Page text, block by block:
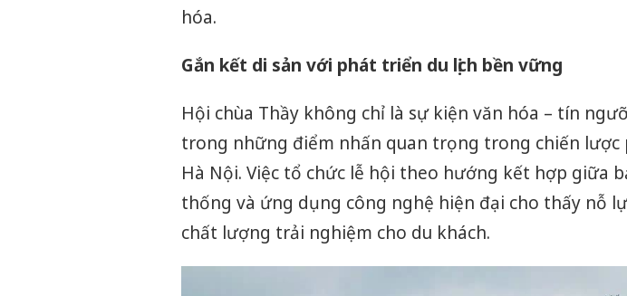
hóa.
Gắn kết di sản với phát triển du lịch bền vững
Hội chùa Thầy không chỉ là sự kiện văn hóa – tín
trong những điểm nhấn quan trọng trong chiến lược
Hà Nội. Việc tổ chức lễ hội theo hướng kết hợp giữa
thống và ứng dụng công nghệ hiện đại cho thấy nỗ
chất lượng trải nghiệm cho du khách.